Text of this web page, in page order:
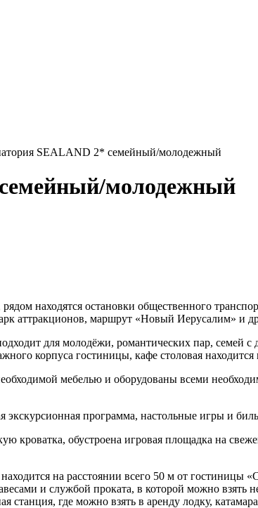
SEALAND 2* семейный/молодежный
молодежный
находятся остановки общественного
аттракционов, маршрут «Новый Иерусалим» и
для молодёжи, романтических пар, семей
корпуса гостиницы, кафе столовая находится
мебелью и оборудованы всеми
экскурсионная программа, настольные игры и
кроватка, обустроена игровая площадка на
на расстоянии всего 50 м от
и службой проката, в которой можно
станция, где можно взять в аренду лодку,